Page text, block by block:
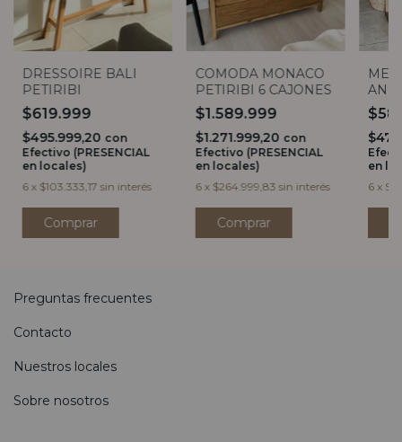
DRESSOIRE BALI
PETIRIBI
$619.999
$495.999,20 con
Efectivo (PRESENCIAL
en locales)
6 x $103.333,17 sin interés
COMODA MONACO
PETIRIBI 6 CAJONES
$1.589.999
$1.271.999,20 con
Efectivo (PRESENCIAL
en locales)
6 x $264.999,83 sin interés
en
6 x
Preguntas frecuentes
Contacto
Nuestros locales
Sobre nosotros